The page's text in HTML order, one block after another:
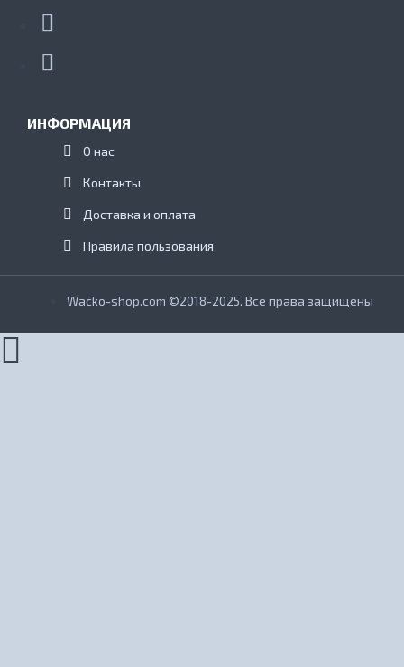
ИНФОРМАЦИЯ
О нас
Контакты
Доставка и оплата
Правила пользования
Wacko-shop.com ©2018-2025. Все права защищены